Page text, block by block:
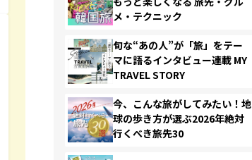
メ・テクニック
旬な“あの人”が「旅」をテー
マに語るインタビュー連載 MY
TRAVEL STORY
今、こんな旅がしてみたい！地
球の歩き方が選ぶ2026年絶対
行くべき旅先30